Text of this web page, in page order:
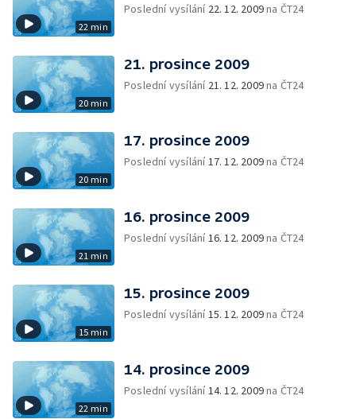
22 min
Poslední vysílání 22. 12. 2009na ČT24
20 min
21. prosince 2009
Poslední vysílání 21. 12. 2009na ČT24
20 min
17. prosince 2009
Poslední vysílání17. 12. 2009na ČT24
21 min
16. prosince 2009
Poslední vysílání16. 12. 2009na ČT24
15 min
15. prosince 2009
Poslední vysílání15. 12. 2009na ČT24
22 min
14. prosince 2009
Poslední vysílání14. 12. 2009na ČT24